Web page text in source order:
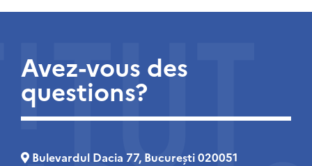
Avez-vous des
questions?
Bulevardul Dacia 77, București 020051